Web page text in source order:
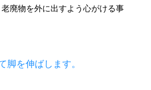
老廃物を外に出すよう心がける事
脚を伸ばします。